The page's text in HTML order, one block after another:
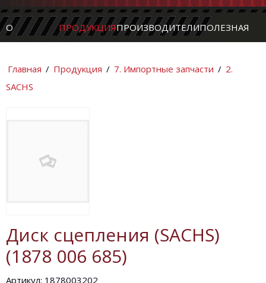
О ПРОДУКЦИЯПРОИЗВОДИТЕЛИПОЛЕЗНАЯ
Главная / Продукция / 7. Импортные запчасти / 2.
SACHS
Диск сцепления (SACHS)
(1878 006 685)
Артикул: 1878003202